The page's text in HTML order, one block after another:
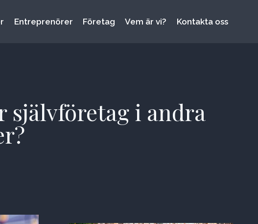
Entreprenörer Företag Vem är vi? Kontakta oss
självföretag i andra